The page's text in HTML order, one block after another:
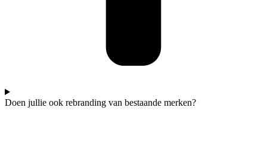
Doen jullie ook rebranding van bestaande merken?